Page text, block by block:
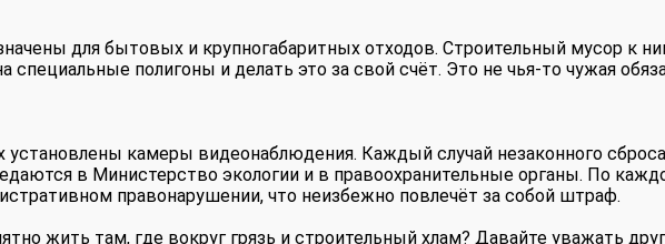
для бытовых и крупногабаритных отходов. Строительный мусор к
специальные полигоны и делать это за свой счёт. Это не чья-то чужая
установлены камеры видеонаблюдения. Каждый случай незаконного сброса
в Министерство экологии и в правоохранительные органы. По
правонарушении, что неизбежно повлечёт за собой штраф.
жить там, где вокруг грязь и строительный хлам? Давайте уважать